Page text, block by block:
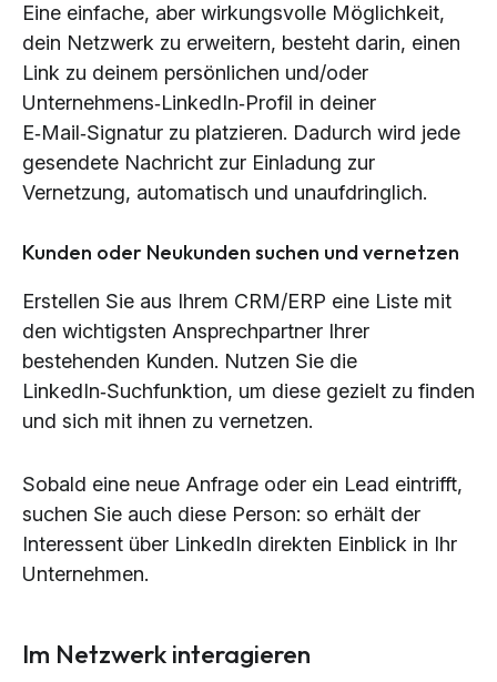
Eine einfache, aber wirkungsvolle Möglichkeit,
dein Netzwerk zu erweitern, besteht darin, einen
Link zu deinem persönlichen und/oder
Unternehmens‑LinkedIn‑Profil in deiner
E‑Mail‑Signatur zu platzieren. Dadurch wird jede
gesendete Nachricht zur Einladung zur
Vernetzung, automatisch und unaufdringlich.
Kunden oder Neukunden suchen und vernetzen
Erstellen Sie aus Ihrem CRM/ERP eine Liste mit
den wichtigsten Ansprechpartner Ihrer
bestehenden Kunden. Nutzen Sie die
LinkedIn‑Suchfunktion, um diese gezielt zu finden
und sich mit ihnen zu vernetzen.
Sobald eine neue Anfrage oder ein Lead eintrifft,
suchen Sie auch diese Person: so erhält der
Interessent über LinkedIn direkten Einblick in Ihr
Unternehmen.
Im Netzwerk interagieren